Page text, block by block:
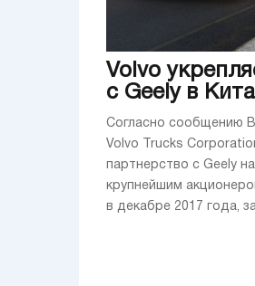
Volvo
с Geely в
Согласно сообщению
Volvo Trucks
партнерство с Geely
крупнейшим
в декабре 2017 года,